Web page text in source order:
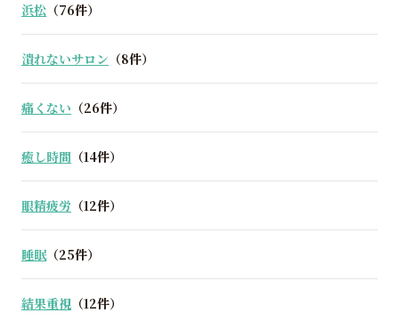
浜松 （76件）
潰れないサロン （8件）
痛くない （26件）
癒し時間 （14件）
眼精疲労 （12件）
睡眠（25件）
結果重視 （12件）